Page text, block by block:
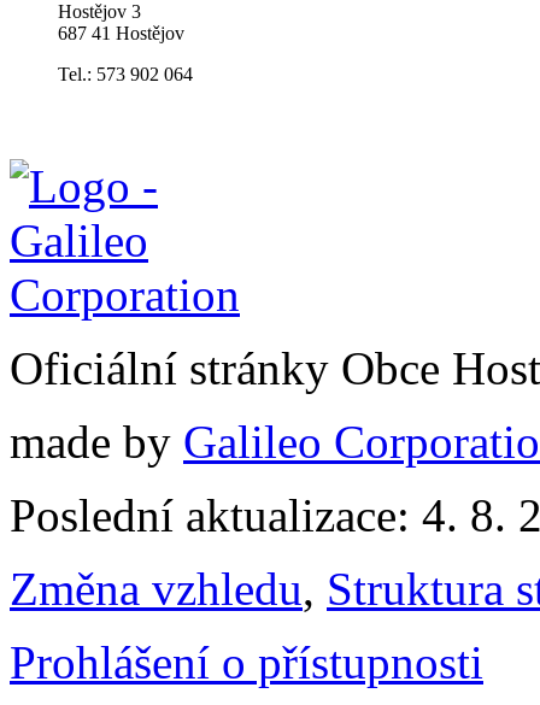
Hostějov 3
687 41 Hostějov
Tel.: 573 902 064
Oficiální stránky Obce
made by Galileo
Poslední aktualizace: 4. 8.
Změna vzhledu, Struktura
Prohlášení o přístupnosti